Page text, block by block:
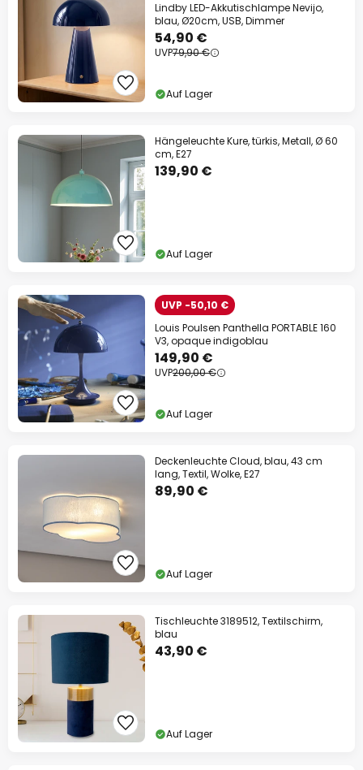
Lindby LED-Akkutischlampe Nevijo,
blau, Ø20cm, USB, Dimmer
54,90 €
UVP79,90 €
Auf Lager
Hängeleuchte Kure, türkis, Metall, Ø 60
cm, E27
139,90 €
Auf Lager
UVP -50,10 €
Louis Poulsen Panthella PORTABLE 160
V3, opaque indigoblau
149,90 €
UVP200,00 €
Auf Lager
Deckenleuchte Cloud, blau, 43 cm
lang, Textil, Wolke, E27
89,90 €
Auf Lager
Tischleuchte 3189512, Textilschirm,
blau
43,90 €
Auf Lager